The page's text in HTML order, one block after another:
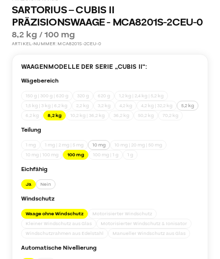
SARTORIUS – CUBIS II
PRÄZISIONSWAAGE - MCA8201S-2CEU-0
8,2 kg / 100 mg
ARTIKEL-NUMMER: MCA8201S-2CEU-0
WAAGENMODELLE DER SERIE „CUBIS II“:
Wägebereich
150 g | 300 g | 620 g 320 g 620 g
1,2 kg | 2,4 kg | 5,2 kg
1,5 kg | 3 kg | 6,2 kg
2,2 kg 3,2 kg 4,2 kg 4,2 kg | 32,2 kg
5,2 kg
6,2 kg
8,2 kg 10,2 kg | 36,2 kg 36,2 kg 50,2 kg 70,2 kg
Teilung
1 mg 1 mg | 2 mg | 5 mg 10 mg
10 mg | 20 mg | 50 mg
10 mg | 100 mg
100 mg 100 mg | 1 g 1 g
Eichfähig
Ja Nein
Windschutz
Waage ohne Windschutz
Motorisierter Windschutz
Kleiner Windschutz aus Glas
Motorisierter Windschutz & Ionisator
Windschutzrahmen aus Edelstahl
Manueller Windschutz aus Glas
Automatische Nivellierung